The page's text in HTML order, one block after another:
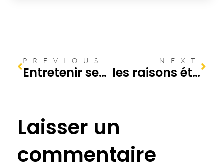
PREVIOUS
Entretenir ses canalisations : le secret d’une maison sans tracas !
NEXT
les raisons étonnantes pour lesquelles vos canalisations se bouchent chez vous
Laisser un
commentaire